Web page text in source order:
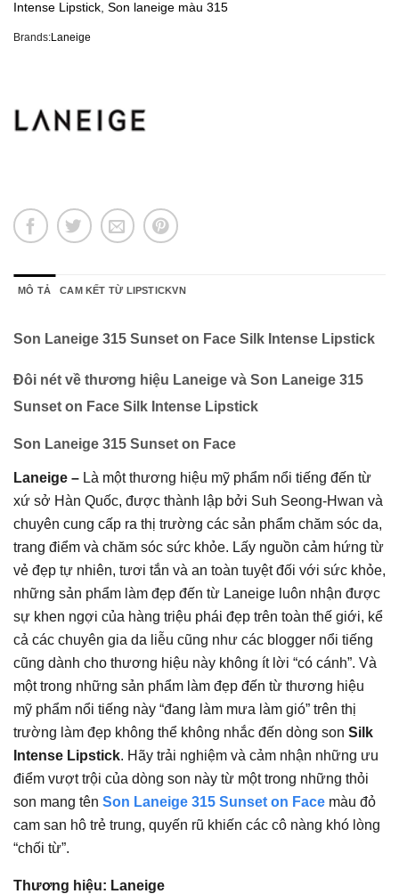
Intense Lipstick Son laneige màu 315
Brands:Laneige
MÔ TẢ CAM KẾT TỪ LIPSTICKVN
Son Laneige 315 Sunset on Face Silk Intense Lipstick
Đôi nét về thương hiệu Laneige và Son Laneige 315
Sunset on Face Silk Intense Lipstick
Son Laneige 315 Sunset on Face
Laneige – Là một thương hiệu mỹ phẩm nổi tiếng đến từ
xứ sở Hàn Quốc, được thành lập bởi Suh Seong-Hwan và
chuyên cung cấp ra thị trường các sản phẩm chăm sóc da,
trang điểm và chăm sóc sức khỏe. Lấy nguồn cảm hứng từ
vẻ đẹp tự nhiên, tươi tắn và an toàn tuyệt đối với sức khỏe,
những sản phẩm làm đẹp đến từ Laneige luôn nhận được
sự khen ngợi của hàng triệu phái đẹp trên toàn thế giới, kể
cả các chuyên gia da liễu cũng như các blogger nổi tiếng
cũng dành cho thương hiệu này không ít lời “có cánh”. Và
một trong những sản phẩm làm đẹp đến từ thương hiệu
mỹ phẩm nổi tiếng này “đang làm mưa làm gió” trên thị
trường làm đẹp không thể không nhắc đến dòng son Silk
Intense Lipstick. Hãy trải nghiệm và cảm nhận những ưu
điểm vượt trội của dòng son này từ một trong những thỏi
son mang tên Son Laneige 315 Sunset on Face màu đỏ
cam san hô trẻ trung, quyến rũ khiến các cô nàng khó lòng
“chối từ”.
Thương hiệu: Laneige